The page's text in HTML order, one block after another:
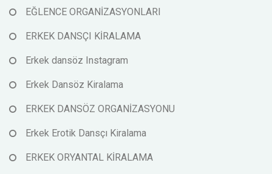
EĞLENCE ORGANİZASYONLARI
ERKEK DANSÇI KİRALAMA
Erkek dansöz Instagram
Erkek Dansöz Kiralama
ERKEK DANSÖZ ORGANİZASYONU
Erkek Erotik Dansçı Kiralama
ERKEK ORYANTAL KİRALAMA